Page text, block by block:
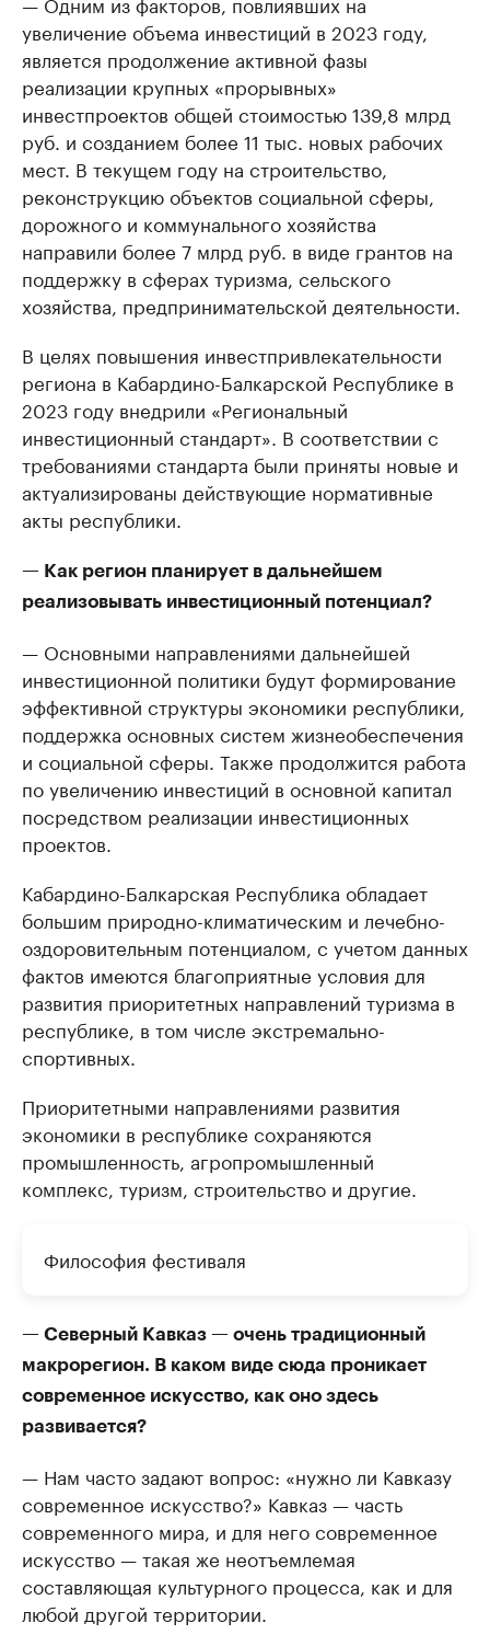
увеличение объема инвестиций в 2023 году,
является продолжение активной фазы
реализации крупных «прорывных»
инвестпроектов общей стоимостью 139,8 млрд
руб. и созданием более 11 тыс. новых рабочих
мест. В текущем году на строительство,
реконструкцию объектов социальной сферы,
дорожного и коммунального хозяйства
направили более 7 млрд руб. в виде грантов на
поддержку в сферах туризма, сельского
хозяйства, предпринимательской деятельности.
В целях повышения инвестпривлекательности
региона в Кабардино-Балкарской Республике в
2023 году внедрили «Региональный
инвестиционный стандарт». В соответствии с
требованиями стандарта были приняты новые и
актуализированы действующие нормативные
акты республики.
— Как регион планирует в дальнейшем
реализовывать инвестиционный потенциал?
— Основными направлениями дальнейшей
инвестиционной политики будут формирование
эффективной структуры экономики республики,
поддержка основных систем жизнеобеспечения
и социальной сферы. Также продолжится работа
по увеличению инвестиций в основной капитал
посредством реализации инвестиционных
проектов.
Кабардино-Балкарская Республика обладает
большим природно-климатическим и лечебно-
оздоровительным потенциалом, с учетом данных
фактов имеются благоприятные условия для
развития приоритетных направлений туризма в
республике, в том числе экстремально-
спортивных.
Приоритетными направлениями развития
экономики в республике сохраняются
промышленность, агропромышленный
комплекс, туризм, строительство и другие.
Философия фестиваля
— Северный Кавказ — очень традиционный
макрорегион. В каком виде сюда проникает
современное искусство, как оно здесь
развивается?
— Нам часто задают вопрос: «нужно ли Кавказу
современное искусство?» Кавказ — часть
современного мира, и для него современное
искусство — такая же неотъемлемая
составляющая культурного процесса, как и для
любой другой территории.